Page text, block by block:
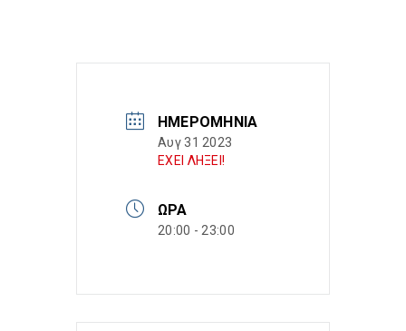
ΗΜΕΡΟΜΗΝΊΑ
Αυγ 31 2023
ΕΧΕΙ ΛΗΞΕΙ!
ΏΡΑ
20:00 - 23:00